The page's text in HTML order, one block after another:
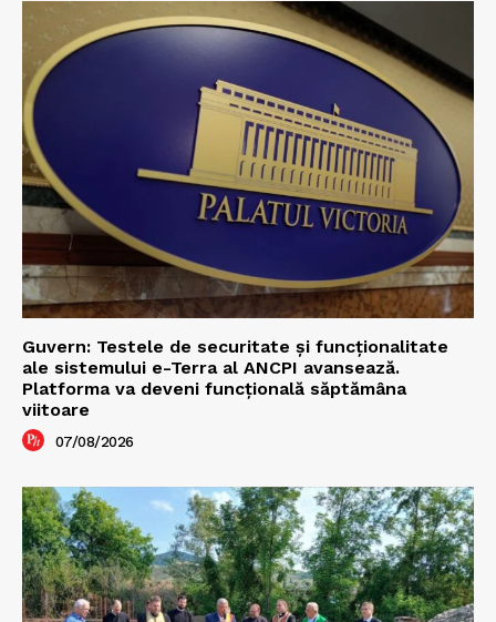
Guvern: Testele de securitate și funcționalitate
ale sistemului e-Terra al ANCPI avansează.
Platforma va deveni funcțională săptămâna
viitoare
07/08/2026